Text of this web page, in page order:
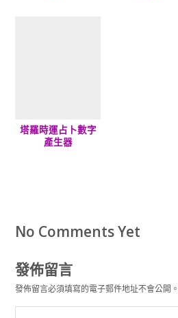
塔羅時運占卜數字
產生器
No Comments Yet
發佈留言
發佈留言必須填寫的電子郵件地址不會公開。